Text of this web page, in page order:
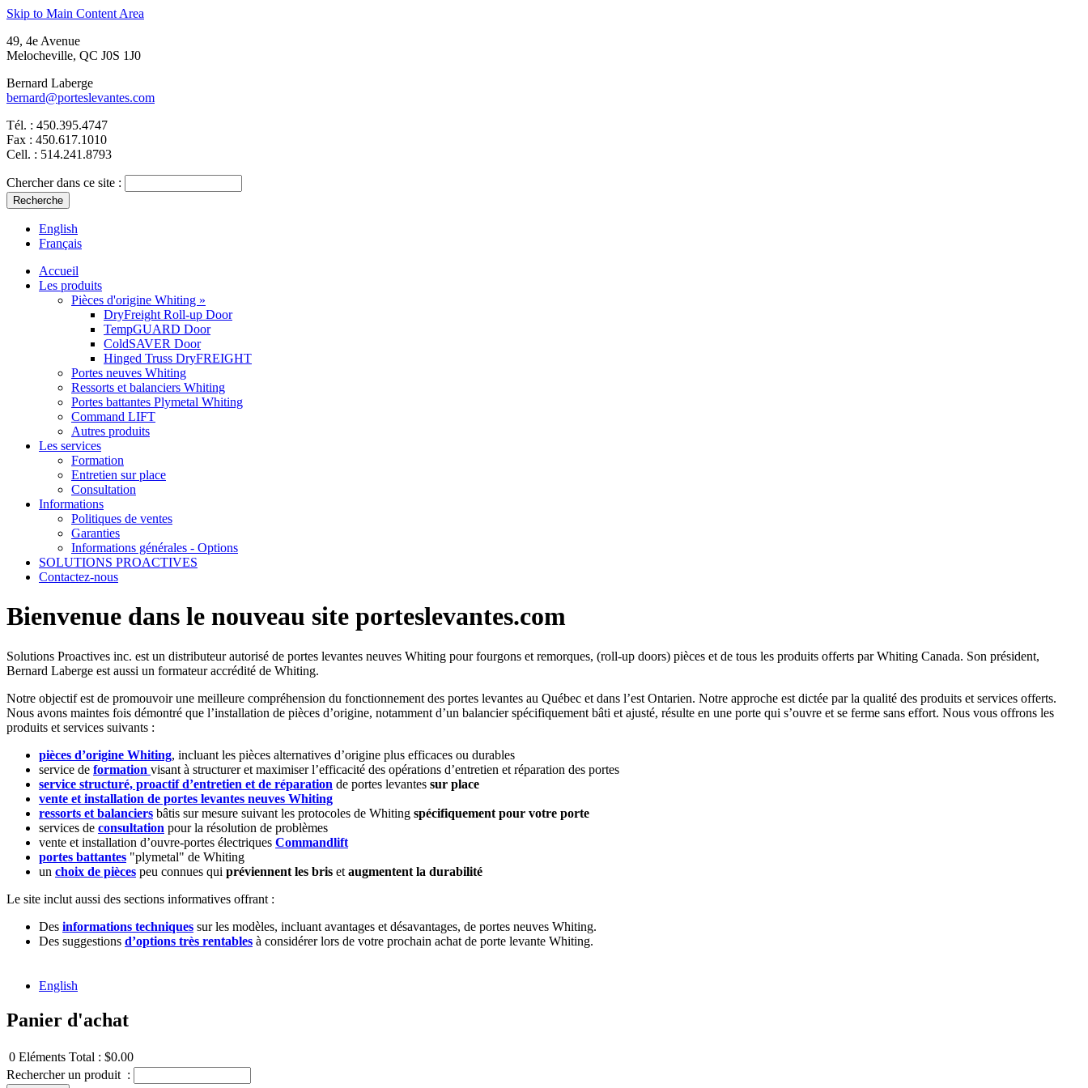
Skip to Main Content Area
49, 4e Avenue
Melocheville, QC J0S 1J0
Bernard Laberge
bernard@porteslevantes.com
Tél. : 450.395.4747
Fax : 450.617.1010
Cell. : 514.241.8793
Chercher dans ce site :
English
Français
Accueil
Les produits
Pièces d'origine Whiting »
DryFreight Roll-up Door
TempGUARD Door
ColdSAVER Door
Hinged Truss DryFREIGHT
Portes neuves Whiting
Ressorts et balanciers Whiting
Portes battantes Plymetal Whiting
Command LIFT
Autres produits
Les services
Formation
Entretien sur place
Consultation
Informations
Politiques de ventes
Garanties
Informations générales - Options
SOLUTIONS PROACTIVES
Contactez-nous
Bienvenue dans le nouveau site porteslevantes.com
Solutions Proactives inc. est un distributeur autorisé de portes levantes neuves Whiting pour fourgons et remorques, (roll-up doors) pièces et de tous les produits offerts par Whiting Canada. Son président,
Bernard Laberge est aussi un formateur accrédité de Whiting.
Notre objectif est de promouvoir une meilleure compréhension du fonctionnement des portes levantes au Québec et dans l’est Ontarien. Notre approche est dictée par la qualité des produits et services offerts.
Nous avons maintes fois démontré que l’installation de pièces d’origine, notamment d’un balancier spécifiquement bâti et ajusté, résulte en une porte qui s’ouvre et se ferme sans effort. Nous vous offrons les
produits et services suivants :
pièces d’origine Whiting, incluant les pièces alternatives d’origine plus efficaces ou durables
service de formation visant à structurer et maximiser l’efficacité des opérations d’entretien et réparation des portes
service structuré, proactif d’entretien et de réparation de portes levantes sur place
vente et installation de portes levantes neuves Whiting
ressorts et balanciers bâtis sur mesure suivant les protocoles de Whiting spécifiquement pour votre porte
services de consultation pour la résolution de problèmes
vente et installation d’ouvre-portes électriques Commandlift
portes battantes "plymetal" de Whiting
un choix de pièces peu connues qui préviennent les bris et augmentent la durabilité
Le site inclut aussi des sections informatives offrant :
Des informations techniques sur les modèles, incluant avantages et désavantages, de portes neuves Whiting.
Des suggestions d’options très rentables à considérer lors de votre prochain achat de porte levante Whiting.
English
Panier d'achat
0 Eléments Total : $0.00
Rechercher un produit :